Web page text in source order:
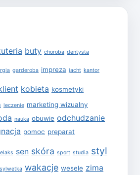
buty choroba dentysta
garderoba impreza jacht kantor
kobieta kosmetyki
leczenie marketing wizualny
nauka obuwie odchudzanie
pomoc preparat
sen skóra sport studia styl
sylwetka wakacje wesele zima